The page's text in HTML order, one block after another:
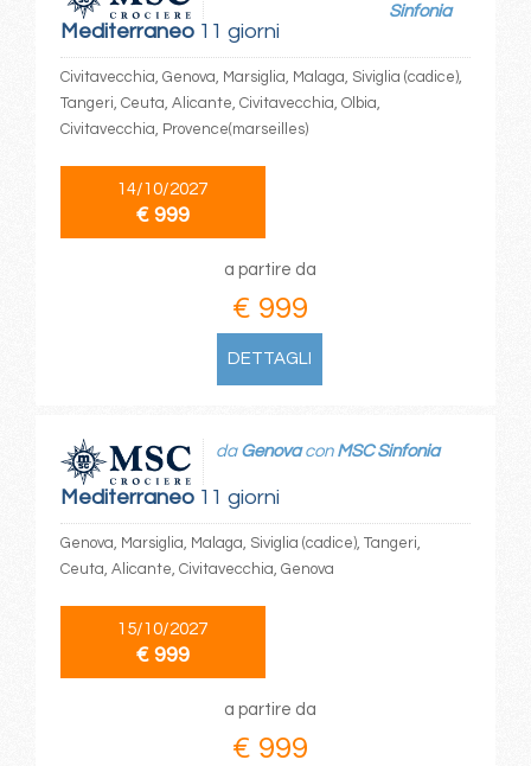
Mediterraneo11 giorni
Sinfonia
Civitavecchia, Genova, Marsiglia, Malaga, Siviglia (cadice),
Tangeri, Ceuta, Alicante, Civitavecchia, Olbia,
Civitavecchia, Provence(marseilles)
14/10/2027
€ 999
a partire da
€ 999
DETTAGLI
Mediterraneo11 giorni
da Genovacon MSC Sinfonia
Genova, Marsiglia, Malaga, Siviglia (cadice), Tangeri,
Ceuta, Alicante, Civitavecchia, Genova
15/10/2027
€ 999
a partire da
€ 999